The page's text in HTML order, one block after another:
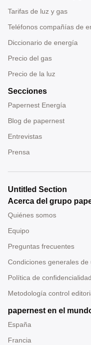
Tarifas de luz y gas
Teléfonos compañías de
Diccionario de energía
Precio del gas
Precio de la luz
Secciones
Papernest Energía
Blog de papernest
Entrevistas
Prensa
Untitled Section
Acerca del grupo
Quiénes somos
Equipo
Preguntas frecuentes
Condiciones generales de
Política de confidencialidad
Metodología control
papernest en el
España
Francia